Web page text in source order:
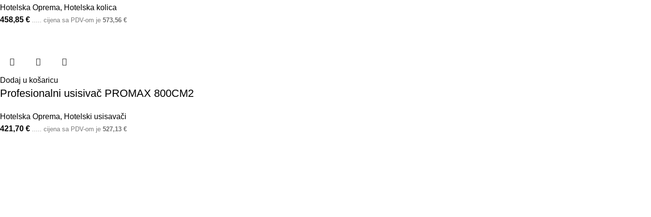
Hotelska Oprema, Hotelska kolica
458,85 € ..... cijena sa PDV-om je 573,56 €
Dodaj u košaricu
Profesionalni usisivač PROMAX 800CM2
Hotelska Oprema, Hotelski usisavači
421,70 € ..... cijena sa PDV-om je 527,13 €